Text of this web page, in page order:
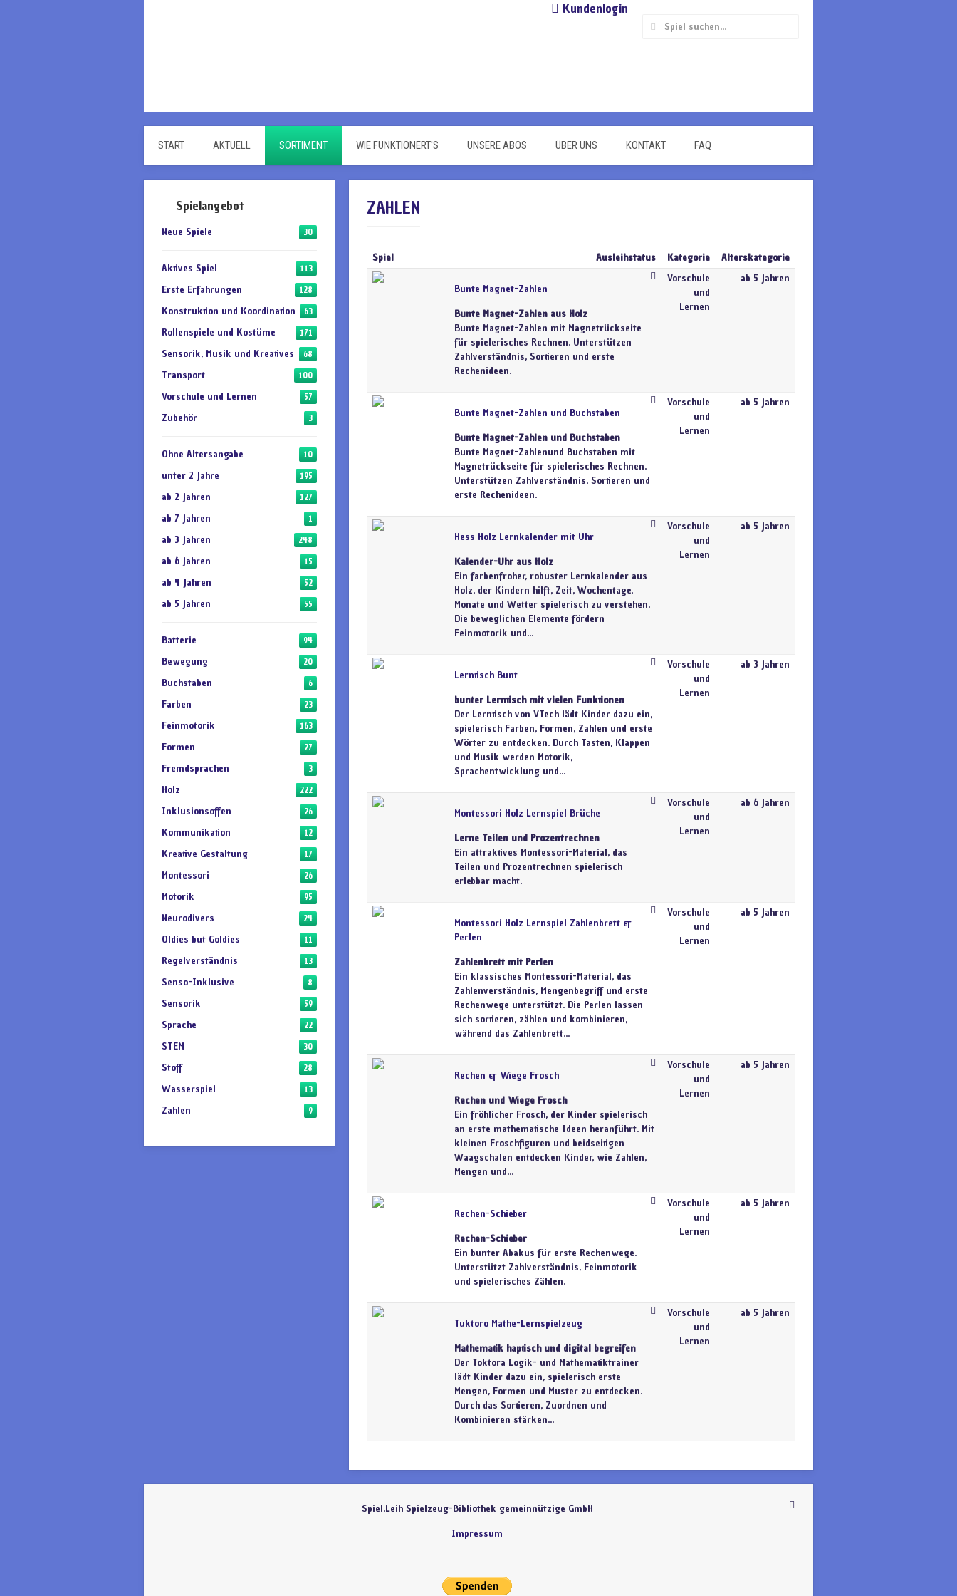
Kundenlogin
START AKTUELL SORTIMENT WIE FUNKTIONERT'S UNSERE ABOS ÜBER UNS KONTAKT FAQ
ZAHLEN
Spiel Ausleihstatus Kategorie Alterskategorie
Bunte Magnet-Zahlen
Bunte Magnet-Zahlen aus Holz
Bunte Magnet-Zahlen mit Magnetrückseite
für spielerisches Rechnen. Unterstützen
Zahlverständnis, Sortieren und erste
Rechenideen.
Vorschule
und
Lernen
ab 5 Jahren
Bunte Magnet-Zahlen und Buchstaben
Bunte Magnet-Zahlen und Buchstaben
Bunte Magnet-Zahlenund Buchstaben mit
Magnetrückseite für spielerisches Rechnen.
Unterstützen Zahlverständnis, Sortieren und
erste Rechenideen.
Vorschule
und
Lernen
ab 5 Jahren
Hess Holz Lernkalender mit Uhr
Kalender-Uhr aus Holz
Ein farbenfroher, robuster Lernkalender aus
Holz, der Kindern hilft, Zeit, Wochentage,
Monate und Wetter spielerisch zu verstehen.
Die beweglichen Elemente fördern
Feinmotorik und...
Vorschule
und
Lernen
ab 5 Jahren
Lerntisch Bunt
bunter Lerntisch mit vielen Funktionen
Der Lerntisch von VTech lädt Kinder dazu ein,
spielerisch Farben, Formen, Zahlen und erste
Wörter zu entdecken. Durch Tasten, Klappen
und Musik werden Motorik,
Sprachentwicklung und...
Vorschule
und
Lernen
ab 3 Jahren
Montessori Holz Lernspiel Brüche
Lerne Teilen und Prozentrechnen
Ein attraktives Montessori-Material, das
Teilen und Prozentrechnen spielerisch
erlebbar macht.
Vorschule
und
Lernen
ab 6 Jahren
Montessori Holz Lernspiel Zahlenbrett &
Perlen
Zahlenbrett mit Perlen
Ein klassisches Montessori-Material, das
Zahlenverständnis, Mengenbegriff und erste
Rechenwege unterstützt. Die Perlen lassen
sich sortieren, zählen und kombinieren,
während das Zahlenbrett...
Vorschule
und
Lernen
ab 5 Jahren
Rechen & Wiege Frosch
Rechen und Wiege Frosch
Ein fröhlicher Frosch, der Kinder spielerisch
an erste mathematische Ideen heranführt. Mit
kleinen Froschfiguren und beidseitigen
Waagschalen entdecken Kinder, wie Zahlen,
Mengen und...
Vorschule
und
Lernen
ab 5 Jahren
Rechen-Schieber
Rechen-Schieber
Ein bunter Abakus für erste Rechenwege.
Unterstützt Zahlverständnis, Feinmotorik
und spielerisches Zählen.
Vorschule
und
Lernen
ab 5 Jahren
Tuktoro Mathe-Lernspielzeug
Mathematik haptisch und digital begreifen
Der Toktora Logik- und Mathematiktrainer
lädt Kinder dazu ein, spielerisch erste
Mengen, Formen und Muster zu entdecken.
Durch das Sortieren, Zuordnen und
Kombinieren stärken...
Vorschule
und
Lernen
ab 5 Jahren
Spielangebot
Neue Spiele 30
Aktives Spiel 113
Erste Erfahrungen 128
Konstruktion und Koordination 63
Rollenspiele und Kostüme 171
Sensorik, Musik und Kreatives 68
Transport 100
Vorschule und Lernen 57
Zubehör 3
Ohne Altersangabe 10
unter 2 Jahre 195
ab 2 Jahren 127
ab 7 Jahren 1
ab 3 Jahren 248
ab 6 Jahren 15
ab 4 Jahren 52
ab 5 Jahren 55
Batterie 94
Bewegung 20
Buchstaben 6
Farben 23
Feinmotorik 163
Formen 27
Fremdsprachen 3
Holz 222
Inklusionsoffen 26
Kommunikation 12
Kreative Gestaltung 17
Montessori 26
Motorik 95
Neurodivers 24
Oldies but Goldies 11
Regelverständnis 13
Senso-Inklusive 8
Sensorik 59
Sprache 22
STEM 30
Stoff 28
Wasserspiel 13
Zahlen 9
Spiel.Leih Spielzeug-Bibliothek gemeinnützige GmbH
Impressum